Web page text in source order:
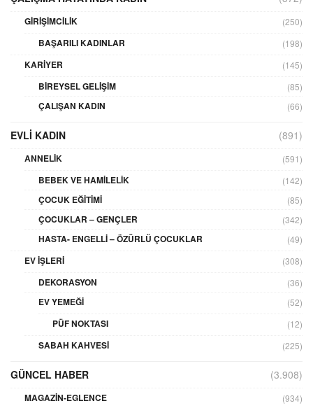
GIRIŞIMCILIK (250)
BAŞARILI KADINLAR (198)
KARIYER (145)
BIREYSEL GELIŞIM (85)
ÇALIŞAN KADIN (66)
EVLI KADIN (891)
ANNELIK (591)
BEBEK VE HAMILELIK (142)
ÇOCUK EĞITIMI (85)
ÇOCUKLAR – GENÇLER (342)
HASTA- ENGELLI – ÖZÜRLÜ ÇOCUKLAR (49)
EV İŞLERI (308)
DEKORASYON (36)
EV YEMEĞI (52)
PÜF NOKTASI (12)
SABAH KAHVESI (225)
GÜNCEL HABER (3.908)
MAGAZIN-EGLENCE (934)